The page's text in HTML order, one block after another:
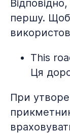
першу. Щоб
This
Ця
При